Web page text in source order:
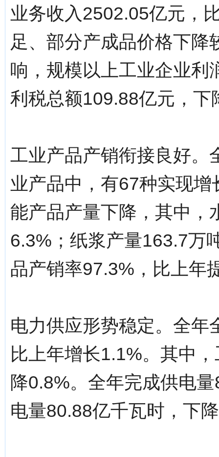
业务收入2502.05亿元，
足、部分产成品价格下降
响，规模以上工业企业利
利税总额109.88亿元，下
工业产品产销衔接良好。
业产品中，有67种实现
能产品产量下降，其中，
6.3%；纸浆产量163.7万
品产销率97.3%，比上年
电力供应形势稳定。全年
比上年增长1.1%。其中
降0.8%。全年完成供电
电量80.88亿千瓦时，下